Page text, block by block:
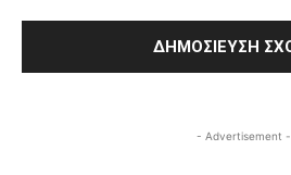
- Advertisement -